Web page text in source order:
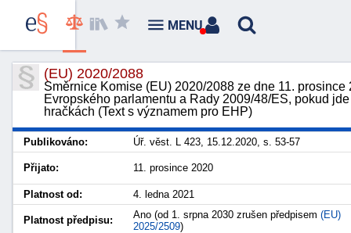
(EU) 2020/2088
Směrnice Komise (EU) 2020/2088 ze dne 11.
Evropského parlamentu a Rady 2009/48/ES, pokud
hračkách (Text s významem pro EHP)
Publikováno: Úř. věst. L 423, 15.12.2020, s. 53-57
Přijato: 11. prosince 2020
Platnost od: 4. ledna 2021
Platnost předpisu: Ano (od 1. srpna 2030 zrušen předpisem (EU)
2025/2509)
MENU